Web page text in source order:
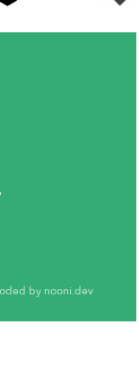
by nooni.dev